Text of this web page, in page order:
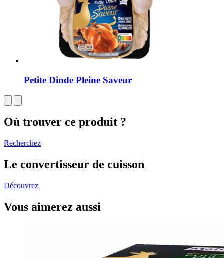
Petite Dinde Pleine Saveur
Où trouver ce produit ?
Recherchez
Le convertisseur de cuisson
Découvrez
Vous aimerez aussi